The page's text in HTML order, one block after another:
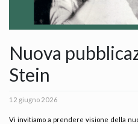
Nuova
Stein
12 giugno 2026
Vi invitiamo a prendere visione della